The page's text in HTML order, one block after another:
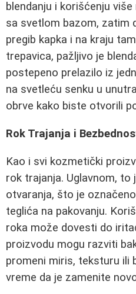
blendanju i korišćenju
sa svetlom bazom, zatim
pregib kapka i na kraju
trepavica, pažljivo je
postepeno prelazilo iz
na svetleću senku u
obrve kako biste otvorili
Rok Trajanja i
Kao i svi kozmetički
rok trajanja. Uglavnom, to
otvaranja, što je
teglića na pakovanju.
roka može dovesti do
proizvodu mogu razviti
promeni miris, teksturu ili
vreme da je zamenite